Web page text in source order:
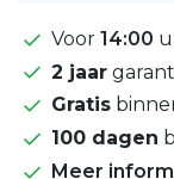
Voor 14:00
2 jaar
Gratis
100 dagen
Meer